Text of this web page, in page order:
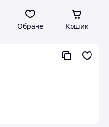
Обране Кошик